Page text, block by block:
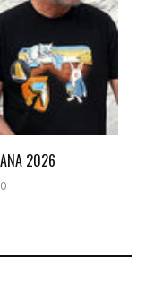
2026